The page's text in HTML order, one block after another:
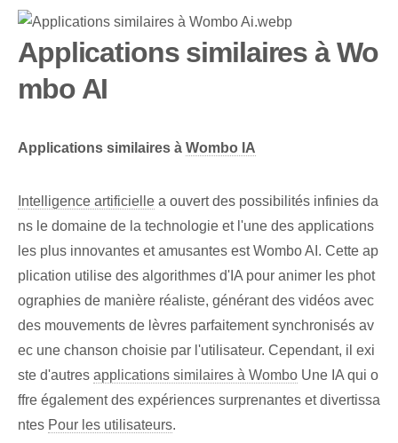
Applications similaires à Wo
mbo AI
Applications similaires à Wombo IA
Intelligence artificielle a ouvert des possibilités infinies da
ns le domaine de la technologie et l'une des applications
les plus innovantes et amusantes est Wombo AI. Cette ap
plication utilise des algorithmes d'IA pour animer les phot
ographies de manière réaliste, générant des vidéos avec
des mouvements de lèvres parfaitement synchronisés av
ec une chanson choisie par l'utilisateur. Cependant, il exi
ste d'autres applications similaires à Wombo Une IA qui o
ffre également des expériences surprenantes et divertissa
ntes Pour les utilisateurs.